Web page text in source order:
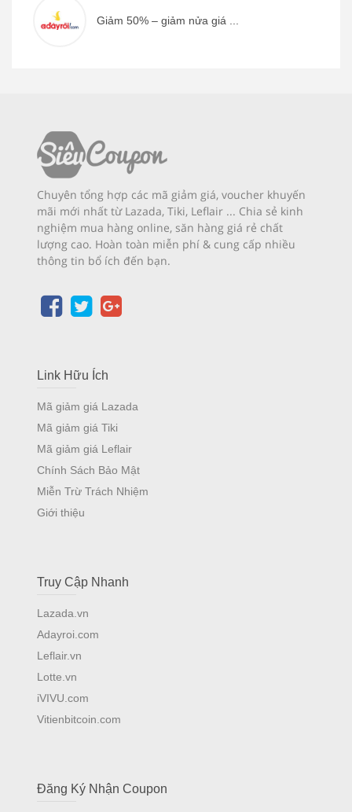
Giảm 50% – giảm nửa giá ...
Chuyên tổng hợp các mã giảm giá, voucher khuyến
mãi mới nhất từ Lazada, Tiki, Leflair ... Chia sẻ kinh
nghiệm mua hàng online, săn hàng giá rẻ chất
lượng cao. Hoàn toàn miễn phí & cung cấp nhiều
thông tin bổ ích đến bạn.
Link Hữu Ích
Mã giảm giá Lazada
Mã giảm giá Tiki
Mã giảm giá Leflair
Chính Sách Bảo Mật
Miễn Trừ Trách Nhiệm
Giới thiệu
Truy Cập Nhanh
Lazada.vn
Adayroi.com
Leflair.vn
Lotte.vn
iVIVU.com
Vitienbitcoin.com
Đăng Ký Nhận Coupon